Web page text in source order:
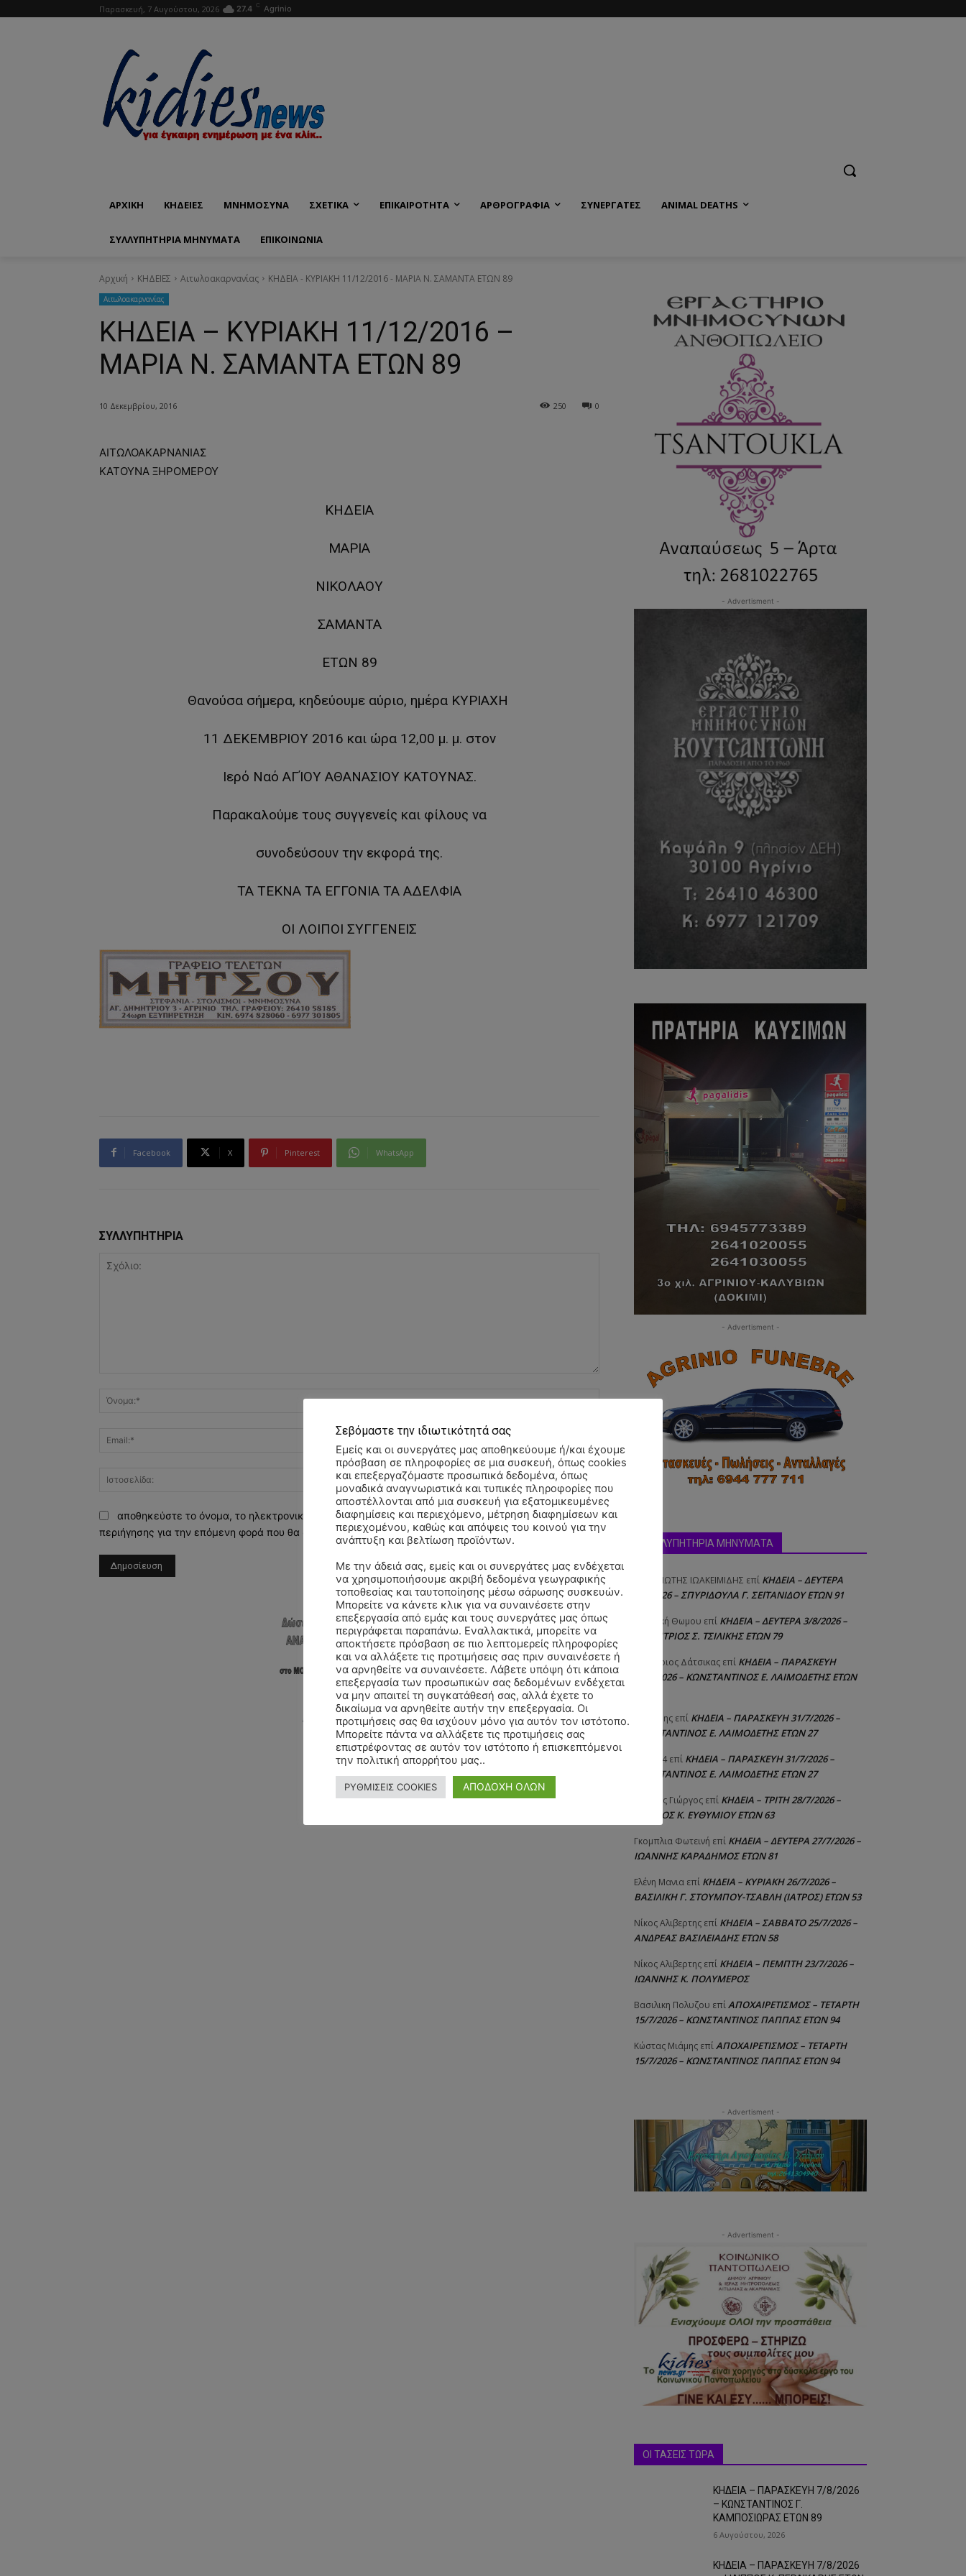
Παρασκευή, 7 Αυγούστου, 2026 27.4 C Agrinio
ΑΡΧΙΚΗ ΚΗΔΕΙΕΣ ΜΝΗΜΟΣΥΝΑ ΣΧΕΤΙΚΑ ΕΠΙΚΑΙΡΟΤΗΤΑ ΑΡΘΡΟΓΡΑΦΙΑ ΣΥΝΕΡΓΑΤΕΣ ANIMAL DEATHS
ΣΥΛΛΥΠΗΤΗΡΙΑ ΜΗΝΥΜΑΤΑ ΕΠΙΚΟΙΝΩΝΊΑ
Αρχική ΚΗΔΕΙΕΣ Aιτωλοακαρνανίας ΚΗΔΕΙΑ - ΚΥΡΙΑΚΗ 11/12/2016 - ΜΑΡΙΑ Ν. ΣΑΜΑΝΤΑ ΕΤΩΝ 89
Aιτωλοακαρνανίας
ΚΗΔΕΙΑ – ΚΥΡΙΑΚΗ 11/12/2016 –
ΜΑΡΙΑ Ν. ΣΑΜΑΝΤΑ ΕΤΩΝ 89
10 Δεκεμβρίου, 2016 0
250
ΑΙΤΩΛΟΑΚΑΡΝΑΝΙΑΣ
ΚΑΤΟΥΝΑ ΞΗΡΟΜΕΡΟΥ
ΚΗΔΕΙΑ
ΜΑΡΙΑ
ΝΙΚΟΛΑΟΥ
ΣΑΜΑΝΤΑ
ΕΤΩΝ 89
Θανούσα σήμερα, κηδεύουμε αύριο, ημέρα ΚΥΡΙΑΧΗ
11 ΔΕΚΕΜΒΡΙΟΥ 2016 και ώρα 12,00 μ. μ. στον
Ιερό Ναό ΑΓΊΟΥ ΑΘΑΝΑΣΙΟΥ ΚΑΤΟΥΝΑΣ.
Παρακαλούμε τους συγγενείς και φίλους να
συνοδεύσουν την εκφορά της.
ΤΑ ΤΕΚΝΑ ΤΑ ΕΓΓΟΝΙΑ ΤΑ ΑΔΕΛΦΙΑ
ΟΙ ΛΟΙΠΟΙ ΣΥΓΓΕΝΕΙΣ
Facebook X Pinterest WhatsApp
ΣΥΛΛΥΠΗΤΗΡΙΑ
αποθηκεύστε το όνομα, το ηλεκτρονικό ταχυδρομείο και τον ιστότοπό μου σε αυτό το πρόγραμμα
περιήγησης για την επόμενη φορά που θα σχολιάσω.
- Advertisment -
- Advertisment -
ΣΥΛΛΥΠΗΤΗΡΙΑ ΜΗΝΥΜΑΤΑ
ΠΑΝΑΓΙΩΤΗΣ IΩΑΚΕΙΜΙΔΗΣ επί ΚΗΔΕΙΑ – ΔΕΥΤΕΡΑ
3/8/2026 – ΣΠΥΡΙΔΟΥΛΑ Γ. ΣΕΪΤΑΝΙΔΟΥ ΕΤΩΝ 91
Αγγελική Θωμου επί ΚΗΔΕΙΑ – ΔΕΥΤΕΡΑ 3/8/2026 –
ΔΗΜΗΤΡΙΟΣ Σ. ΤΣΙΛΙΚΗΣ ΕΤΩΝ 79
Δημήτριος Δάτσικας επί ΚΗΔΕΙΑ – ΠΑΡΑΣΚΕΥΗ
31/7/2026 – ΚΩΝΣΤΑΝΤΙΝΟΣ Ε. ΛΑΙΜΟΔΕΤΗΣ ΕΤΩΝ
Λευτέρης επί ΚΗΔΕΙΑ – ΠΑΡΑΣΚΕΥΗ 31/7/2026 –
ΚΩΝΣΤΑΝΤΙΝΟΣ Ε. ΛΑΙΜΟΔΕΤΗΣ ΕΤΩΝ 27
Raniad4 επί ΚΗΔΕΙΑ – ΠΑΡΑΣΚΕΥΗ 31/7/2026 –
ΚΩΝΣΤΑΝΤΙΝΟΣ Ε. ΛΑΙΜΟΔΕΤΗΣ ΕΤΩΝ 27
Σιούτης Γιώργος επί ΚΗΔΕΙΑ – ΤΡΙΤΗ 28/7/2026 –
ΑΓΓΕΛΟΣ Κ. ΕΥΘΥΜΙΟΥ ΕΤΩΝ 63
Γκομπλια Φωτεινή επί ΚΗΔΕΙΑ – ΔΕΥΤΕΡΑ 27/7/2026 –
ΙΩΑΝΝΗΣ ΚΑΡΑΔΗΜΟΣ ΕΤΩΝ 81
Ελένη Μανια επί ΚΗΔΕΙΑ – ΚΥΡΙΑΚΗ 26/7/2026 –
ΒΑΣΙΛΙΚΗ Γ. ΣΤΟΥΜΠΟΥ-ΤΣΑΒΛΗ (ΙΑΤΡΟΣ) ΕΤΩΝ 53
Νίκος Αλιβερτης επί ΚΗΔΕΙΑ – ΣΑΒΒΑΤΟ 25/7/2026 –
ΑΝΔΡΕΑΣ ΒΑΣΙΛΕΙΑΔΗΣ ΕΤΩΝ 58
Νίκος Αλιβερτης επί ΚΗΔΕΙΑ – ΠΕΜΠΤΗ 23/7/2026 –
ΙΩΑΝΝΗΣ Κ. ΠΟΛΥΜΕΡΟΣ
Βασιλικη Πολυζου επίΑΠΟΧΑΙΡΕΤΙΣΜΟΣ – ΤΕΤΑΡΤΗ
15/7/2026 – ΚΩΝΣΤΑΝΤΙΝΟΣ ΠΑΠΠΑΣ ΕΤΩΝ 94
Κώστας Μιάμης επίΑΠΟΧΑΙΡΕΤΙΣΜΟΣ – ΤΕΤΑΡΤΗ
15/7/2026 – ΚΩΝΣΤΑΝΤΙΝΟΣ ΠΑΠΠΑΣ ΕΤΩΝ 94
- Advertisment -
- Advertisment -
ΟΙ ΤΑΣΕΙΣ ΤΩΡΑ
ΚΗΔΕΙΑ – ΠΑΡΑΣΚΕΥΗ 7/8/2026
– ΚΩΝΣΤΑΝΤΙΝΟΣ Γ.
ΚΑΜΠΟΣΙΩΡΑΣ ΕΤΩΝ 89
6 Αυγούστου, 2026
ΚΗΔΕΙΑ – ΠΑΡΑΣΚΕΥΗ 7/8/2026
Σεβόμαστε την ιδιωτικότητά σας
Εμείς και οι συνεργάτες μας αποθηκεύουμε ή/και έχουμε
πρόσβαση σε πληροφορίες σε μια συσκευή, όπως cookies
και επεξεργαζόμαστε προσωπικά δεδομένα, όπως
μοναδικά αναγνωριστικά και τυπικές πληροφορίες που
αποστέλλονται από μια συσκευή για εξατομικευμένες
διαφημίσεις και περιεχόμενο, μέτρηση διαφημίσεων και
περιεχομένου, καθώς και απόψεις του κοινού για την
ανάπτυξη και βελτίωση προϊόντων.
Με την άδειά σας, εμείς και οι συνεργάτες μας ενδέχεται
να χρησιμοποιήσουμε ακριβή δεδομένα γεωγραφικής
τοποθεσίας και ταυτοποίησης μέσω σάρωσης συσκευών.
Μπορείτε να κάνετε κλικ για να συναινέσετε στην
επεξεργασία από εμάς και τους συνεργάτες μας όπως
περιγράφεται παραπάνω. Εναλλακτικά, μπορείτε να
αποκτήσετε πρόσβαση σε πιο λεπτομερείς πληροφορίες
και να αλλάξετε τις προτιμήσεις σας πριν συναινέσετε ή
να αρνηθείτε να συναινέσετε. Λάβετε υπόψη ότι κάποια
επεξεργασία των προσωπικών σας δεδομένων ενδέχεται
να μην απαιτεί τη συγκατάθεσή σας, αλλά έχετε το
δικαίωμα να αρνηθείτε αυτήν την επεξεργασία. Οι
προτιμήσεις σας θα ισχύουν μόνο για αυτόν τον ιστότοπο.
Μπορείτε πάντα να αλλάξετε τις προτιμήσεις σας
επιστρέφοντας σε αυτόν τον ιστότοπο ή επισκεπτόμενοι
την πολιτική απορρήτου μας..
ΡΥΘΜΙΣΕΙΣ COOKIES ΑΠΟΔΟΧΗ ΟΛΩΝ